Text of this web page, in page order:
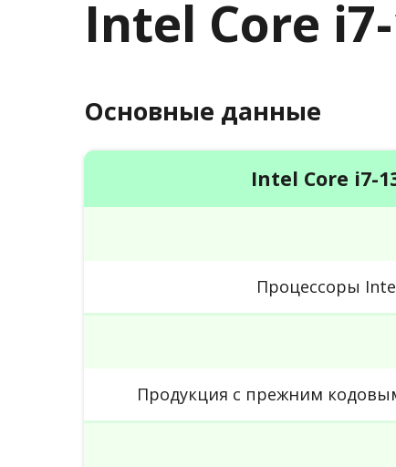
Intel Core
Основные данные
Intel Core i7-
Процессоры
Продукция с прежним